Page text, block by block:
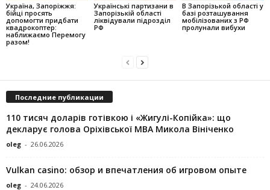
Україна, Запоріжжя:
бійці просять
допомогти придбати
квадрокоптер:
наближаємо Перемогу
разом!
Українські партизани в
Запорізькій області
ліквідували підрозділ
РФ
В Запорізькой області у
базі розташування
мобілізованих з РФ
пролунали вибухи
Последние публикации
110 тисяч доларів готівкою і «Жигулі-Копійка»: що
декларує голова Оріхівської МВА Микола Вініченко
oleg - 26.06.2026
Vulkan casino: обзор и впечатления об игровом опыте
oleg - 24.06.2026